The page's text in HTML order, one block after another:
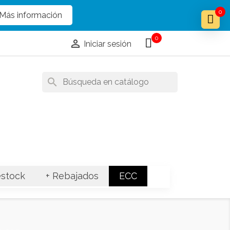
Más información
 Iniciar sesión
0
0
search
+ Rebajados ECC